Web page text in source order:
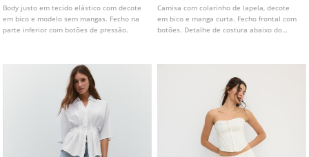
Body justo em tecido elástico com decote
em bico e modelo sem mangas. Fecho na
parte inferior com botões de pressão.
Camisa com colarinho de lapela, decote
em bico e manga curta. Fecho frontal com
botões. Detalhe de costura abaixo do